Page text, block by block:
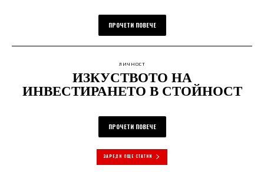
ПРОЧЕТИ ПОВЕЧЕ
ЛИЧНОСТ
ИЗКУСТВОТО НА
ИНВЕСТИРАНЕТО В СТОЙНОСТ
ПРОЧЕТИ ПОВЕЧЕ
ЗАРЕДИ ОЩЕ СТАТИИ